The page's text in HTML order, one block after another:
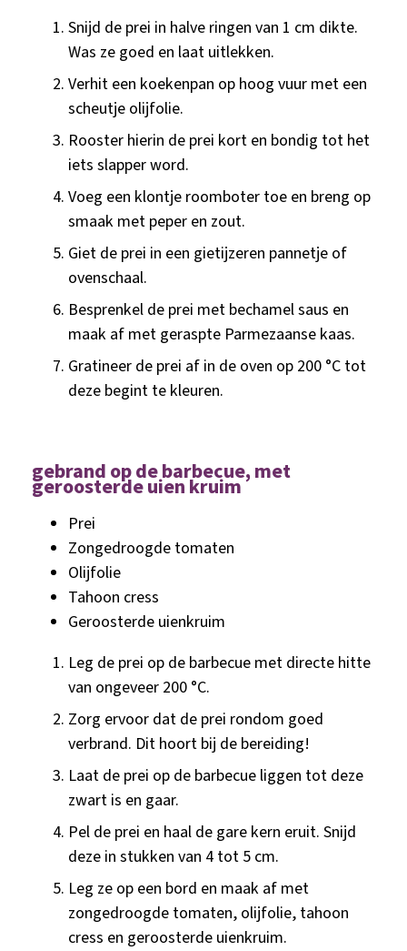
Snijd de prei in halve ringen van 1 cm dikte.
Was ze goed en laat uitlekken.
Verhit een koekenpan op hoog vuur met een
scheutje olijfolie.
Rooster hierin de prei kort en bondig tot het
iets slapper word.
Voeg een klontje roomboter toe en breng op
smaak met peper en zout.
Giet de prei in een gietijzeren pannetje of
ovenschaal.
Besprenkel de prei met bechamel saus en
maak af met geraspte Parmezaanse kaas.
Gratineer de prei af in de oven op 200 °C tot
deze begint te kleuren.
gebrand op de barbecue, met
geroosterde uien kruim
Prei
Zongedroogde tomaten
Olijfolie
Tahoon cress
Geroosterde uienkruim
Leg de prei op de barbecue met directe hitte
van ongeveer 200 °C.
Zorg ervoor dat de prei rondom goed
verbrand. Dit hoort bij de bereiding!
Laat de prei op de barbecue liggen tot deze
zwart is en gaar.
Pel de prei en haal de gare kern eruit. Snijd
deze in stukken van 4 tot 5 cm.
Leg ze op een bord en maak af met
zongedroogde tomaten, olijfolie, tahoon
cress en geroosterde uienkruim.